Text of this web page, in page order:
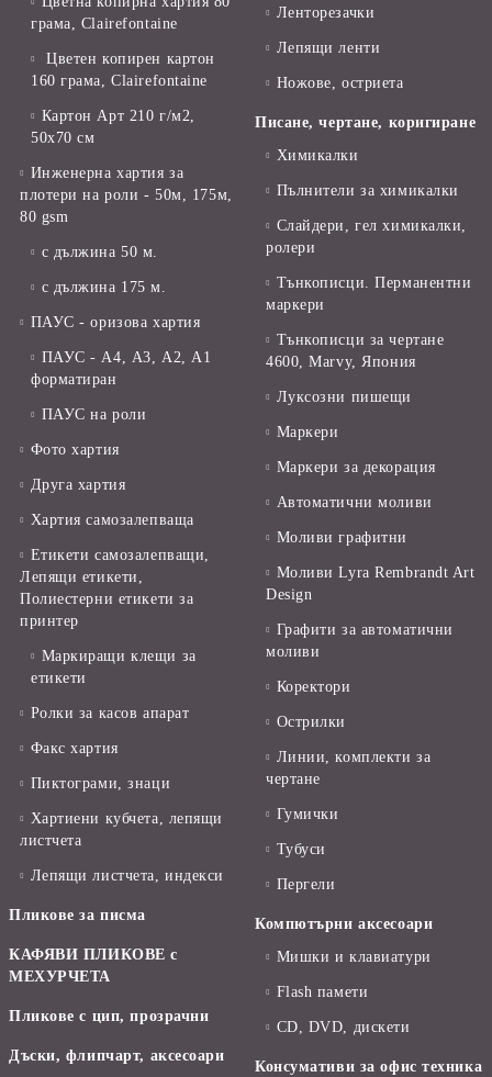
грама, Clairefontaine
Цветен копирен картон
160 грама, Clairefontaine
Картон Арт 210 г/м2,
50х70 см
Инженерна хартия за
плотери на роли - 50м, 175м,
80 gsm
с дължина 50 м.
с дължина 175 м.
ПАУС - оризова хартия
ПАУС - А4, А3, А2, А1
форматиран
ПАУС на роли
Фото хартия
Друга хартия
Хартия самозалепваща
Етикети самозалепващи,
Лепящи етикети,
Полиестерни етикети за
принтер
Маркиращи клещи за
етикети
Ролки за касов апарат
Факс хартия
Пиктограми, знаци
Хартиени кубчета, лепящи
листчета
Лепящи листчета, индекси
Пликове за писма
КАФЯВИ ПЛИКОВЕ с
МЕХУРЧЕТА
Пликове с цип, прозрачни
Дъски, флипчарт, аксесоари
Ленторезачки
Лепящи ленти
Ножове, остриета
Писане, чертане, коригиране
Химикалки
Пълнители за химикалки
Слайдери, гел химикалки,
ролери
Тънкописци. Перманентни
маркери
Тънкописци за чертане
4600, Marvy, Япония
Луксозни пишещи
Маркери
Маркери за декорация
Автоматични моливи
Моливи графитни
Моливи Lyra Rembrandt Art
Design
Графити за автоматични
моливи
Коректори
Острилки
Линии, комплекти за
чертане
Гумички
Тубуси
Пергели
Компютърни аксесоари
Мишки и клавиатури
Flash памети
CD, DVD, дискети
Консумативи за офис техника